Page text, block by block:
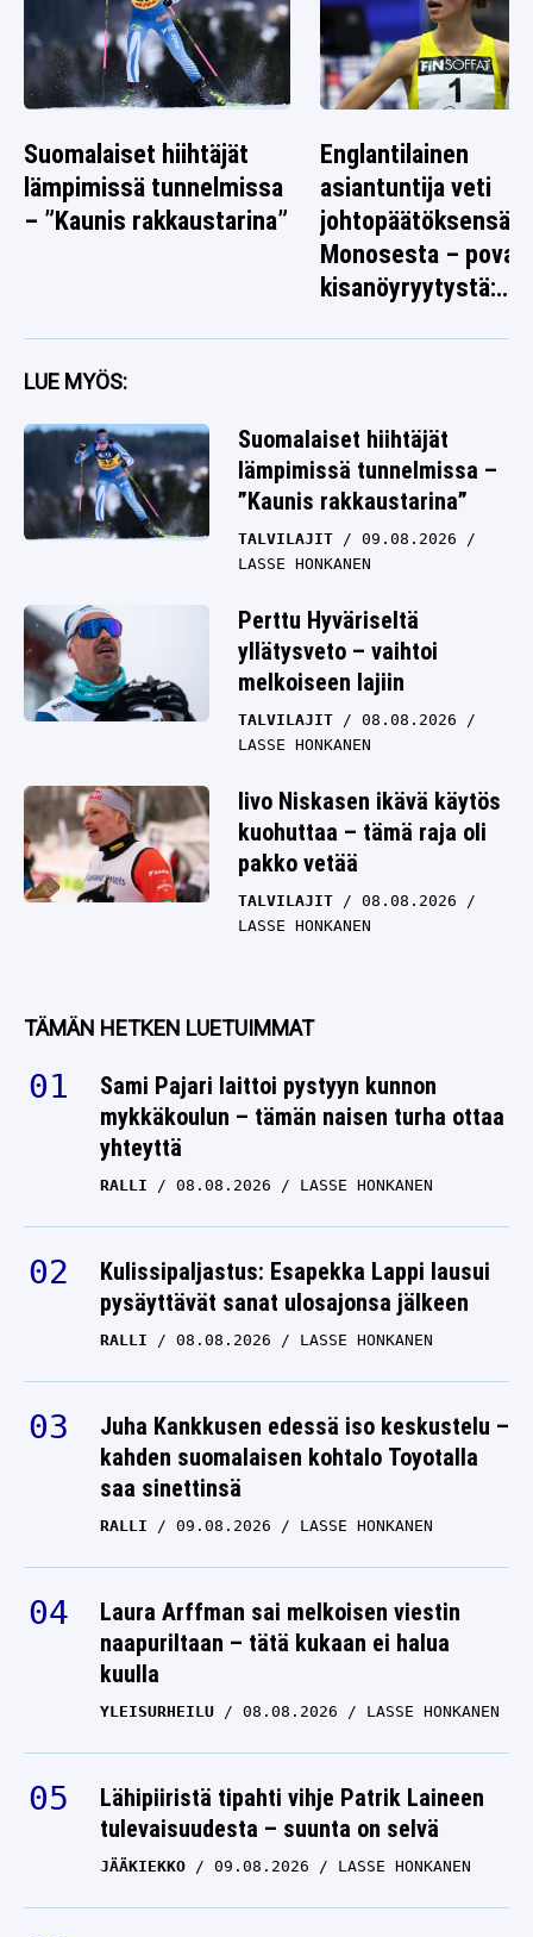
Suomalaiset hiihtäjät
lämpimissä tunnelmissa
– ”Kaunis rakkaustarina”
Englantilainen
asiantuntija veti
johtopäätöksensä
Monosesta – povaa
kisanöyryytystä:
LUE MYÖS:
Suomalaiset hiihtäjät
lämpimissä tunnelmissa –
”Kaunis rakkaustarina”
TALVILAJIT
09.08.2026
LASSE HONKANEN
Perttu Hyväriseltä
yllätysveto – vaihtoi
melkoiseen lajiin
TALVILAJIT
08.08.2026
LASSE HONKANEN
Iivo Niskasen ikävä käytös
kuohuttaa – tämä raja oli
pakko vetää
TALVILAJIT
08.08.2026
LASSE HONKANEN
TÄMÄN HETKEN LUETUIMMAT
Sami Pajari laittoi pystyyn kunnon
mykkäkoulun – tämän naisen turha ottaa
yhteyttä
RALLI 08.08.2026 LASSE HONKANEN
Kulissipaljastus: Esapekka Lappi lausui
pysäyttävät sanat ulosajonsa jälkeen
RALLI 08.08.2026 LASSE HONKANEN
Juha Kankkusen edessä iso keskustelu –
kahden suomalaisen kohtalo Toyotalla
saa sinettinsä
RALLI 09.08.2026 LASSE HONKANEN
Laura Arffman sai melkoisen viestin
naapuriltaan – tätä kukaan ei halua
kuulla
YLEISURHEILU 08.08.2026 LASSE HONKANEN
Lähipiiristä tipahti vihje Patrik Laineen
tulevaisuudesta – suunta on selvä
JÄÄKIEKKO 09.08.2026 LASSE HONKANEN